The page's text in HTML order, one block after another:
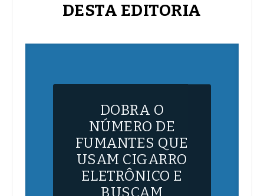
DESTA EDITORIA
DOBRA O
NÚMERO DE
FUMANTES QUE
USAM CIGARRO
ELETRÔNICO E
BUSCAM